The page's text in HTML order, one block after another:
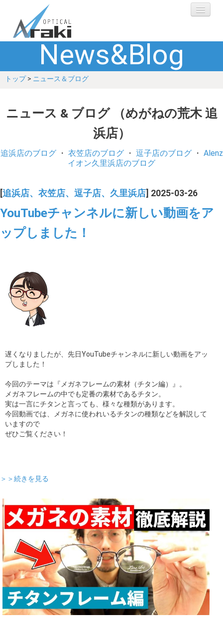
選ばれる理由
ブランド
ショップ
お客さまの声
ギャラリー
ブログ
採用
News&Blog
トップ> ニュース＆ブログ
ニュース & ブログ （めがねの荒木 追
浜店）
追浜店のブログ・ 衣笠店のブログ・ 逗子店のブログ・ Alenz
イオン久里浜店のブログ
追浜店、衣笠店、逗子店、久里浜店 ] 2025-03-26
YouTubeチャンネルに新しい動画をア
ップしました！
遅くなりましたが、先日YouTubeチャンネルに新しい動画をアッ
プしました！
今回のテーマは『メガネフレームの素材（チタン編）』。
メガネフレームの中でも定番の素材であるチタン。
実は一言にチタンと言っても、様々な種類があります。
今回動画では、メガネに使われいるチタンの種類などを解説して
いますので
ぜひご覧ください！
＞＞続きを見る